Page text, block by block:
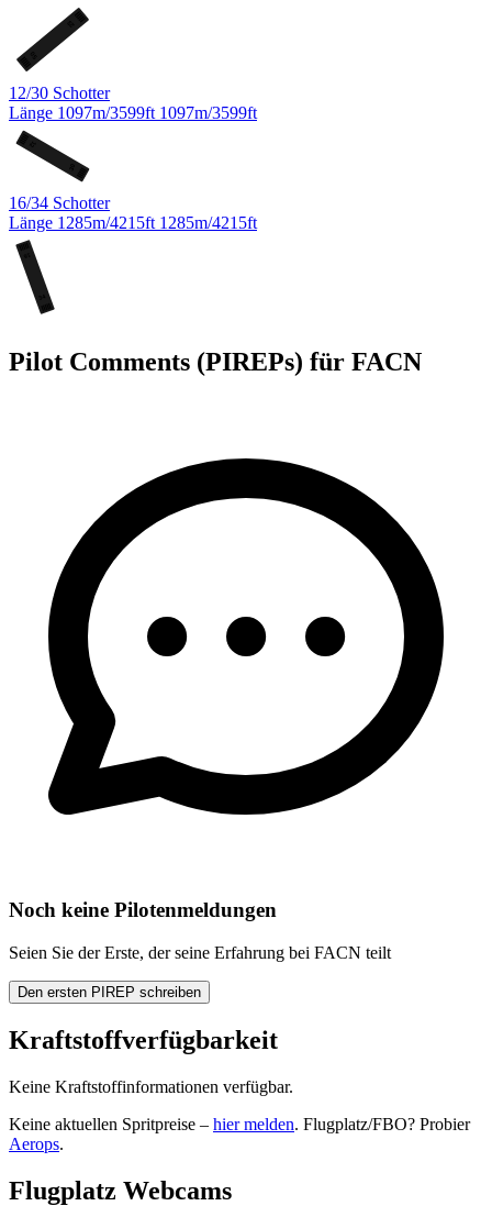
12/30 Schotter
Länge 1097m/3599ft 1097m/3599ft
16/34 Schotter
Länge 1285m/4215ft 1285m/4215ft
Pilot Comments (PIREPs) für FACN
Noch keine Pilotenmeldungen
Seien Sie der Erste, der seine Erfahrung bei FACN teilt
Den ersten PIREP schreiben
Kraftstoffverfügbarkeit
Keine Kraftstoffinformationen verfügbar.
Keine aktuellen Spritpreise – hier melden. Flugplatz/FBO? Probier
Aerops.
Flugplatz Webcams